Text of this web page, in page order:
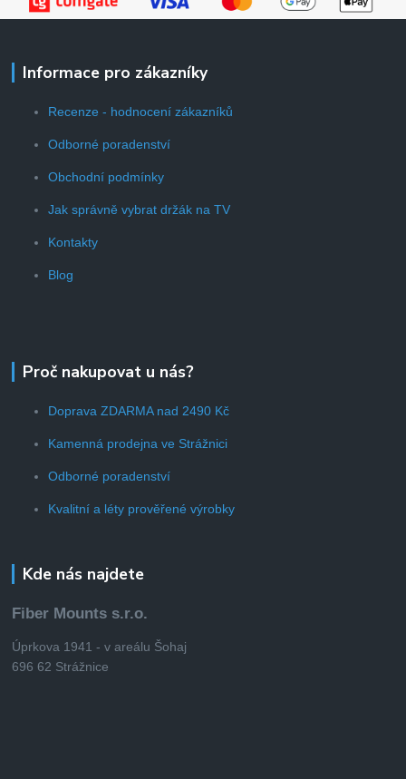
Informace pro zákazníky
Recenze - hodnocení zákazníků
Odborné poradenství
Obchodní podmínky
Jak správně vybrat držák na TV
Kontakty
Blog
Proč nakupovat u nás?
Doprava ZDARMA nad 2490 Kč
Kamenná prodejna ve Strážnici
Odborné poradenství
Kvalitní a léty prověřené výrobky
Kde nás najdete
Fiber Mounts s.r.o.
Úprkova 1941 - v areálu Šohaj
696 62 Strážnice